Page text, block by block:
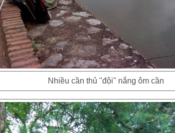
Nhiều cần thủ "đội" nắng ôm cần